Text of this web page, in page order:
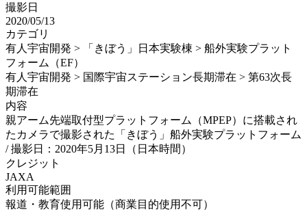
撮影日
2020/05/13
カテゴリ
有人宇宙開発 > 「きぼう」日本実験棟 > 船外実験プラット
フォーム（EF）
有人宇宙開発 > 国際宇宙ステーション長期滞在 > 第63次長
期滞在
内容
親アーム先端取付型プラットフォーム（MPEP）に搭載され
たカメラで撮影された「きぼう」船外実験プラットフォーム
/ 撮影日：2020年5月13日（日本時間）
クレジット
JAXA
利用可能範囲
報道・教育使用可能（商業目的使用不可）